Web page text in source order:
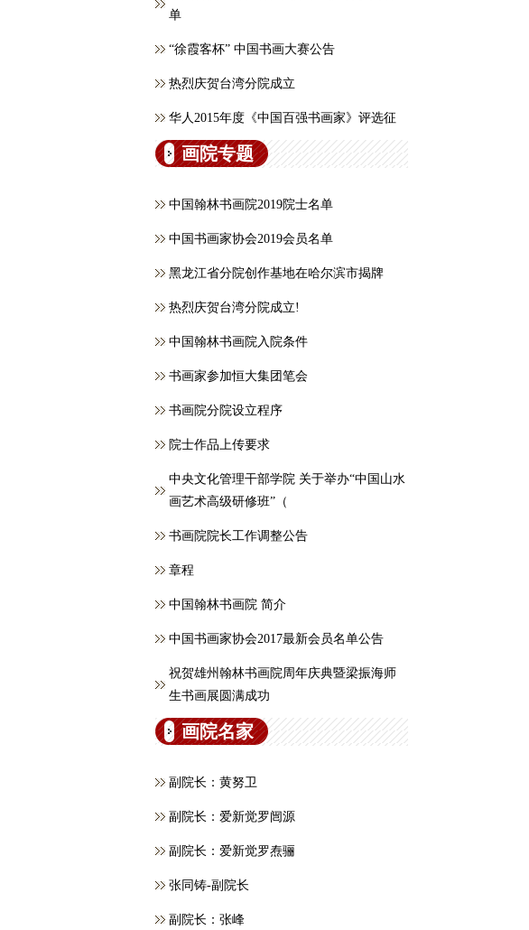
单
“徐霞客杯” 中国书画大赛公告
热烈庆贺台湾分院成立
华人2015年度《中国百强书画家》评选征
画院专题
中国翰林书画院2019院士名单
中国书画家协会2019会员名单
黑龙江省分院创作基地在哈尔滨市揭牌
热烈庆贺台湾分院成立!
中国翰林书画院入院条件
书画家参加恒大集团笔会
书画院分院设立程序
院士作品上传要求
中央文化管理干部学院 关于举办“中国山水
画艺术高级研修班”（
书画院院长工作调整公告
章程
中国翰林书画院 简介
中国书画家协会2017最新会员名单公告
祝贺雄州翰林书画院周年庆典暨梁振海师
生书画展圆满成功
画院名家
副院长：黄努卫
副院长：爱新觉罗闿源
副院长：爱新觉罗焘骊
张同铸-副院长
副院长：张峰